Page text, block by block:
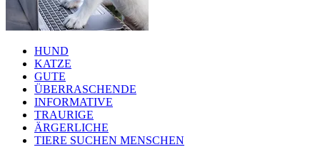
HUND
KATZE
GUTE
ÜBERRASCHENDE
INFORMATIVE
TRAURIGE
ÄRGERLICHE
TIERE SUCHEN MENSCHEN